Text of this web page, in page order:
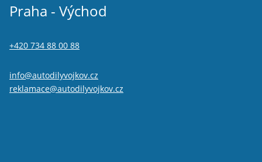
Praha - Východ
+420 734 88 00 88
info@autodilyvojkov.cz
reklamace@autodilyvojkov.cz